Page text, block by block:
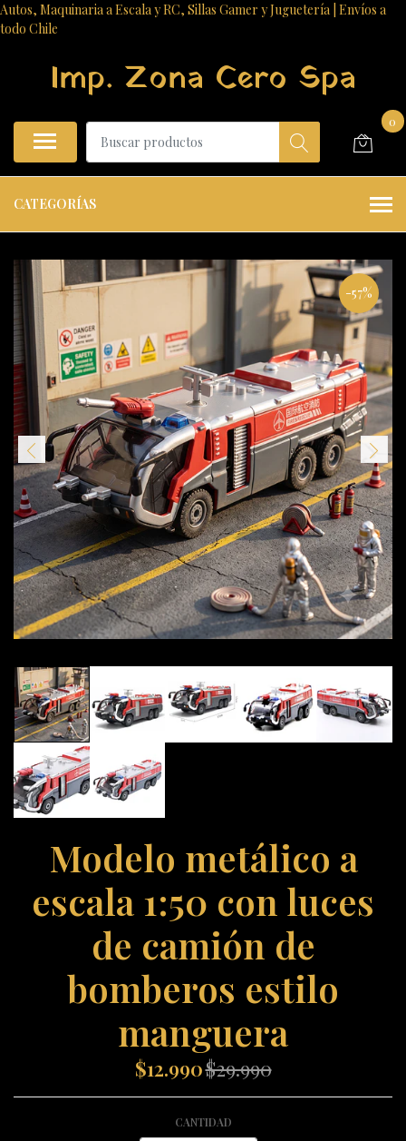
Autos, Maquinaria a Escala y RC, Sillas Gamer y Juguetería | Envíos a
todo Chile
Imp. Zona Cero Spa
0
CATEGORÍAS
-57%
Modelo metálico a
escala 1:50 con luces
de camión de
bomberos estilo
manguera
$12.990$29.990
CANTIDAD